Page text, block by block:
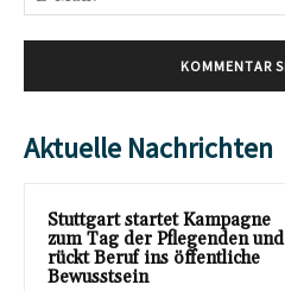
Aktuelle Nachrichten
Stuttgart startet Kampagne
zum Tag der Pflegenden und
rückt Beruf ins öffentliche
Bewusstsein